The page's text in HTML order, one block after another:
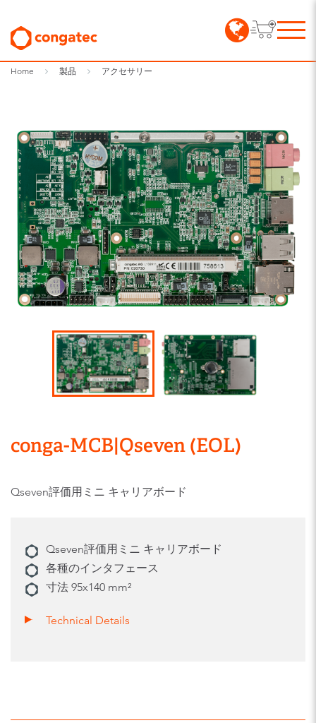
Home 製品 アクセサリー
conga-MCB|Qseven (EOL)
Qseven評価用ミニ キャリアボード
Qseven評価用ミニ キャリアボード
各種のインタフェース
寸法 95x140 mm²
Technical Details